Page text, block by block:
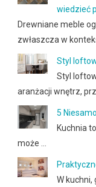
wiedzieć
Drewniane meble
zwłaszcza w
Styl
Styl
aranżacji wnętrz,
5
Kuchnia
może …
W kuchni,